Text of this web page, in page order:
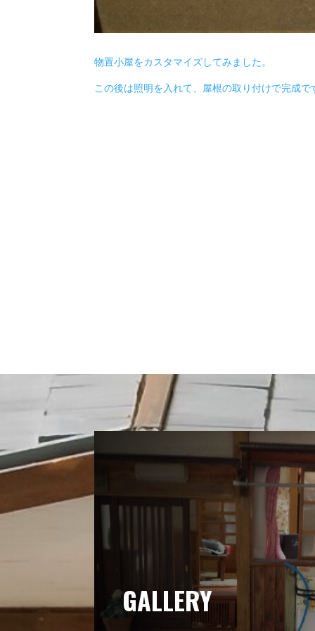
物置小屋をカスタマイズしてみました。
この後は照明を入れて、屋根の取り付けで完成で
GALLERY